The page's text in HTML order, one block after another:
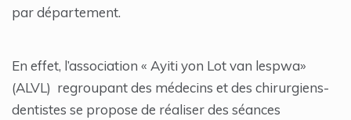
par département.
En effet, l’association « Ayiti yon Lot van lespwa»
(ALVL) regroupant des médecins et des chirurgiens-
dentistes se propose de réaliser des séances